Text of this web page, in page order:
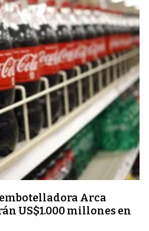
Arca
US$1.000 millones en